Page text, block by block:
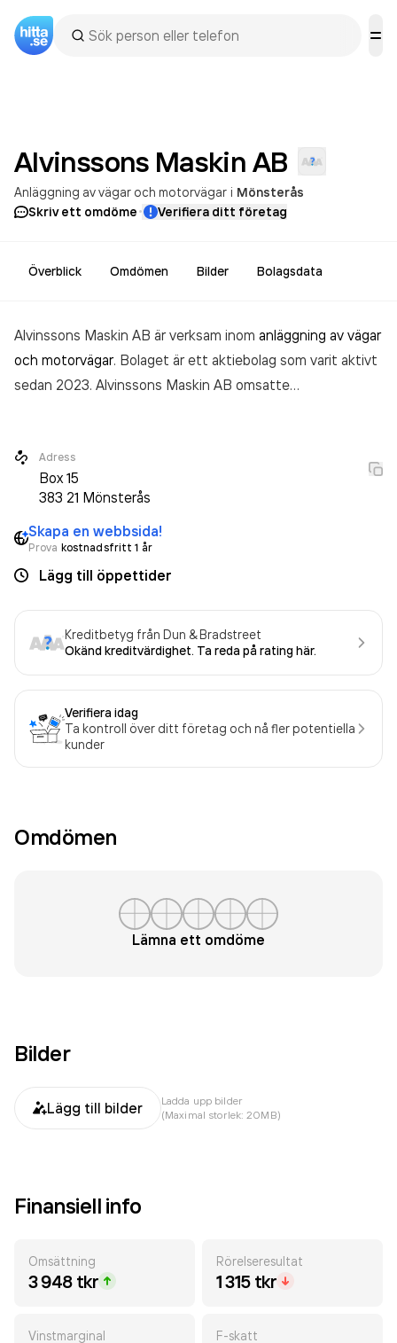
Alvinssons Maskin AB
Anläggning av vägar och motorvägar i Mönsterås
Skriv ett omdöme· Verifiera ditt företag
Överblick Omdömen Bilder Bolagsdata
Alvinssons Maskin AB är verksam inom anläggning av vägar
och motorvägar. Bolaget är ett aktiebolag som varit aktivt
sedan 2023. Alvinssons Maskin AB omsatte
Adress
Box15
383 21 Mönsterås
Skapa en webbsida!
Prova kostnadsfritt 1 år
Lägg till öppettider
Kreditbetyg från Dun & Bradstreet
Okänd kreditvärdighet. Ta reda på rating här.
Verifiera idag
Ta kontroll över ditt företag och nå fler potentiella
kunder
Omdömen
Lämna ett omdöme
Bilder
Lägg till bilder
Ladda upp bilder
(Maximal storlek: 20MB)
Finansiell info
Omsättning
3 948 tkr
Rörelseresultat
1 315 tkr
Vinstmarginal F-skatt